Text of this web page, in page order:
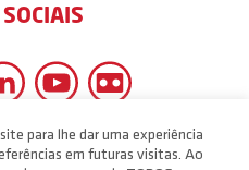
para lhe dar uma experiência
em futuras visitas. Ao